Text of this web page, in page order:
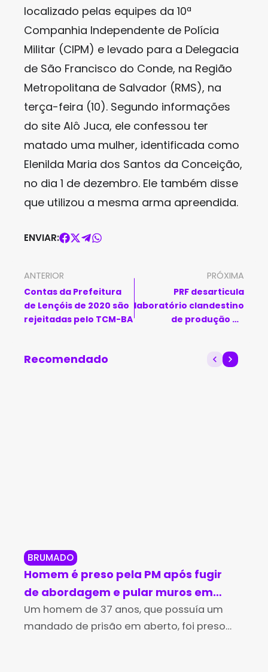
localizado pelas equipes da 10ª
Companhia Independente de Polícia
Militar (CIPM) e levado para a Delegacia
de São Francisco do Conde, na Região
Metropolitana de Salvador (RMS), na
terça-feira (10). Segundo informações
do site Alô Juca, ele confessou ter
matado uma mulher, identificada como
Elenilda Maria dos Santos da Conceição,
no dia 1 de dezembro. Ele também disse
que utilizou a mesma arma apreendida.
ENVIAR:
ANTERIOR
Contas da Prefeitura
de Lençóis de 2020 são
rejeitadas pelo TCM-BA
PRÓXIMA
PRF desarticula
laboratório clandestino
de produção de
(BA)
Recomendado
BRUMADO
Homem é preso pela PM após fugir
de abordagem e pular muros em
Brumado
Um homem de 37 anos, que possuía um
mandado de prisão em aberto, foi preso